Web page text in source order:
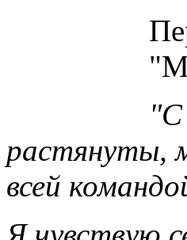
"С
растянуты,
всей